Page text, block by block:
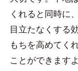
くれると同時に
目立たなくする
もちを高めてく
ことができます